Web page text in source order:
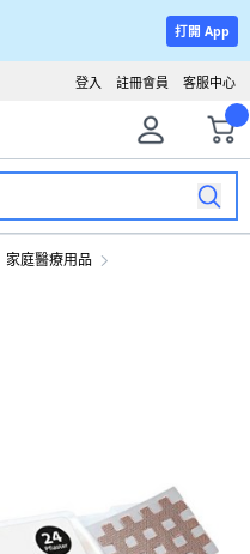
打開 App
客服中心
註冊會員
登入
家庭醫療用品